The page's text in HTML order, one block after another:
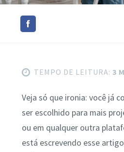
TEMPO DE LEITURA: 3
Veja só que ironia: você já
ser escolhido para mais
ou em qualquer outra
está escrevendo esse